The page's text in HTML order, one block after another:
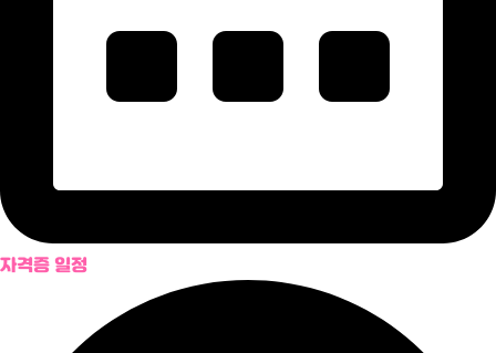
자격증 일정